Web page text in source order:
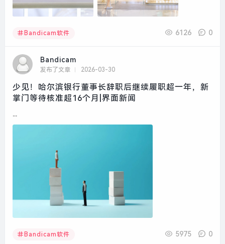
Bandicam软件 6126 0
Bandicam
发布了文章 2026-03-30
少见！哈尔滨银行董事长辞职后继续履职超一年，新
掌门等待核准超16个月|界面新闻
...
Bandicam软件 5975 0